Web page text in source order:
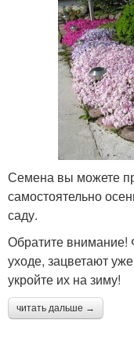
Семена вы можете
самостоятельно
саду.
Обратите внимание!
уходе, зацветают
укройте их на зиму!
читать дальше →